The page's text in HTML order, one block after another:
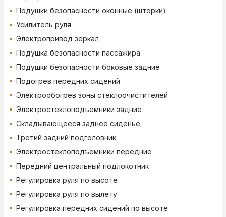
Подушки безопасности оконные (шторки)
Усилитель руля
Электропривод зеркал
Подушка безопасности пассажира
Подушки безопасности боковые задние
Подогрев передних сидений
Электрообогрев зоны стеклоочистителей
Электростеклоподъемники задние
Складывающееся заднее сиденье
Третий задний подголовник
Электростеклоподъемники передние
Передний центральный подлокотник
Регулировка руля по высоте
Регулировка руля по вылету
Регулировка передних сидений по высоте